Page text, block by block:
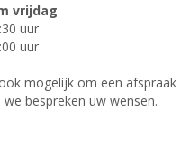
vrijdag
uur
uur
mogelijk om een afspraak
bespreken uw wensen.